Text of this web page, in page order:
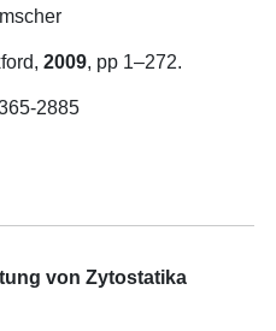
2009, pp 1–272.
2885
von Zytostatika